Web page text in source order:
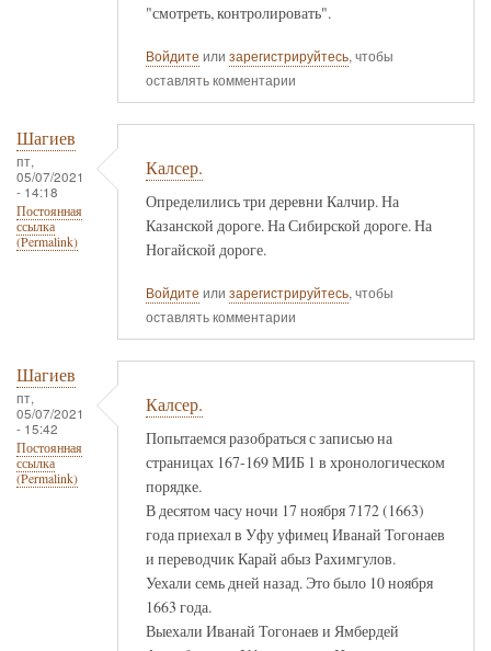
"смотреть, контролировать".
Войдите или зарегистрируйтесь, чтобы
оставлять комментарии
Шагиев
пт,
05/07/2021
- 14:18
Постоянная
ссылка
(Permalink)
Калсер.
Определились три деревни Калчир. На
Казанской дороге. На Сибирской дороге. На
Ногайской дороге.
Войдите или зарегистрируйтесь, чтобы
оставлять комментарии
Шагиев
пт,
05/07/2021
- 15:42
Постоянная
ссылка
(Permalink)
Калсер.
Попытаемся разобраться с записью на
страницах 167-169 МИБ 1 в хронологическом
порядке.
В десятом часу ночи 17 ноября 7172 (1663)
года приехал в Уфу уфимец Иванай Тогонаев
и переводчик Карай абыз Рахимгулов.
Уехали семь дней назад. Это было 10 ноября
1663 года.
Выехали Иванай Тогонаев и Ямбердей